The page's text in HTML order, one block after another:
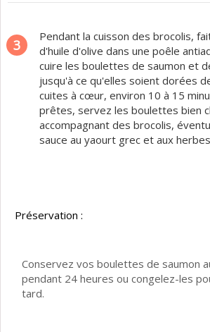
3
Pendant la cuisson des brocolis,
d'huile d'olive dans une poêle
cuire les boulettes de saumon et
jusqu'à ce qu'elles soient dorées
cuites à cœur, environ 10 à 15
prêtes, servez les boulettes bien
accompagnant des brocolis,
sauce au yaourt grec et aux
Préservation :
Conservez vos boulettes de saumon
pendant 24 heures ou congelez-les
tard.